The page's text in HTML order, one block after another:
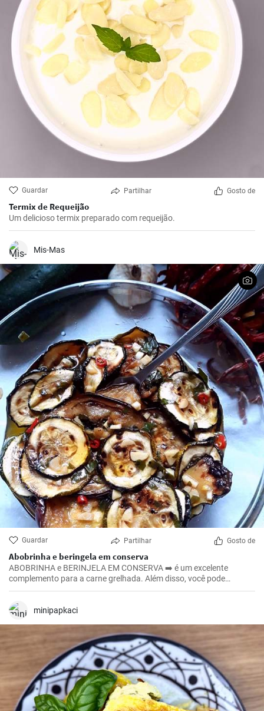
Guardar Partilhar Gosto de
Termix de Requeijão
Um delicioso termix preparado com requeijão.
Mis-Mas
Guardar Partilhar Gosto de
Abobrinha e beringela em conserva
ABOBRINHA e BERINJELA EM CONSERVA ➡️ é um excelente
complemento para a carne grelhada. Além disso, você pode
prepará-lo uma semana antes do churrasco, porque fica ainda
minipapkaci